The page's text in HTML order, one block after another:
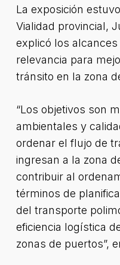
La exposición
Vialidad provincial,
explicó los
relevancia para
tránsito en la zona
“Los objetivos son
ambientales y
ordenar el flujo de
ingresan a la zona
contribuir al
términos de
del transporte
eficiencia logística
zonas de puertos”,